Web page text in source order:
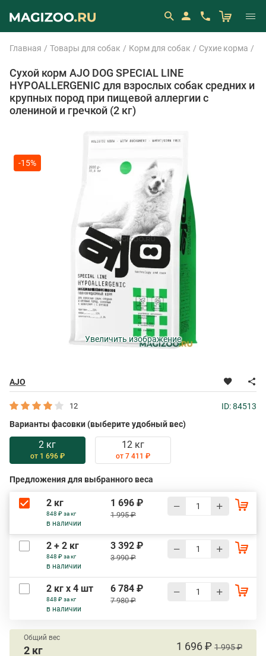
Главная Товары для собак Корм для собак Сухие корма
Сухой корм AJO DOG SPECIAL LINE
HYPOALLERGENIC для взрослых собак средних и
крупных пород при пищевой аллергии с
олениной и гречкой (2 кг)
AJO
-15%
Увеличить изображение
12
ID: 84513
Варианты фасовки (выберите удобный вес)
2 кг
от 1 696 ₽
12 кг
от 7 411 ₽
Предложения для выбранного веса
2 кг
848 ₽ за кг
в наличии
1 696 ₽
1 995 ₽
2 + 2 кг
848 ₽ за кг
в наличии
3 392 ₽
3 990 ₽
2 кг х 4 шт
848 ₽ за кг
в наличии
6 784 ₽
7 980 ₽
Общий вес
2 кг 1 696 ₽ 1 995 ₽